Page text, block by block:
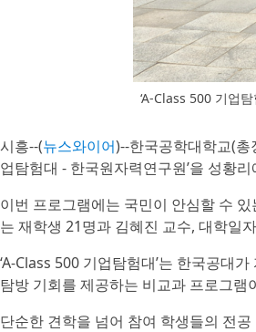
‘A-Class 500 기업
시흥--(뉴스와이어)--한국공학대학교(총
업탐험대 - 한국원자력연구원’을 성황
이번 프로그램에는 국민이 안심할 수
는 재학생 21명과 김혜진 교수, 대학일
‘A-Class 500 기업탐험대’는 한국공대
탐방 기회를 제공하는 비교과 프로그램
단순한 견학을 넘어 참여 학생들의 전